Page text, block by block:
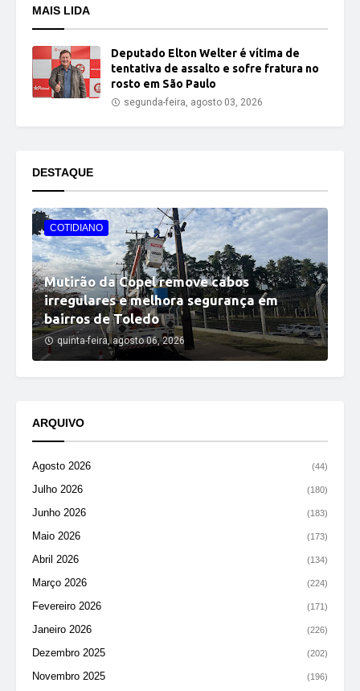
MAIS LIDA
Deputado Elton Welter é vítima de
tentativa de assalto e sofre fratura no
rosto em São Paulo
segunda-feira, agosto 03, 2026
DESTAQUE
COTIDIANO
Mutirão da Copel remove cabos
irregulares e melhora segurança em
bairros de Toledo
quinta-feira, agosto 06, 2026
ARQUIVO
Agosto 2026 (44)
Julho 2026 (180)
Junho 2026 (183)
Maio 2026 (173)
Abril 2026 (134)
Março 2026 (224)
Fevereiro 2026 (171)
Janeiro 2026 (226)
Dezembro 2025 (202)
Novembro 2025 (196)